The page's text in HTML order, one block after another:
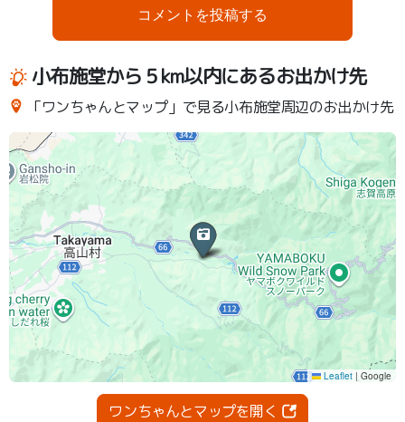
コメントを投稿する
小布施堂から５km以内にあるお出かけ先
「ワンちゃんとマップ」で見る小布施堂周辺のお出かけ先
ワンちゃんとマップを開く